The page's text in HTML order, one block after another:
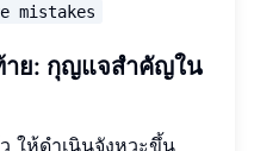
mistakes
าย: กุญแจสำคัญใน
ให้ดำเนินจังหวะขึ้น